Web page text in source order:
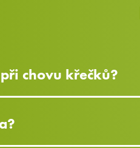
chovu křečků?